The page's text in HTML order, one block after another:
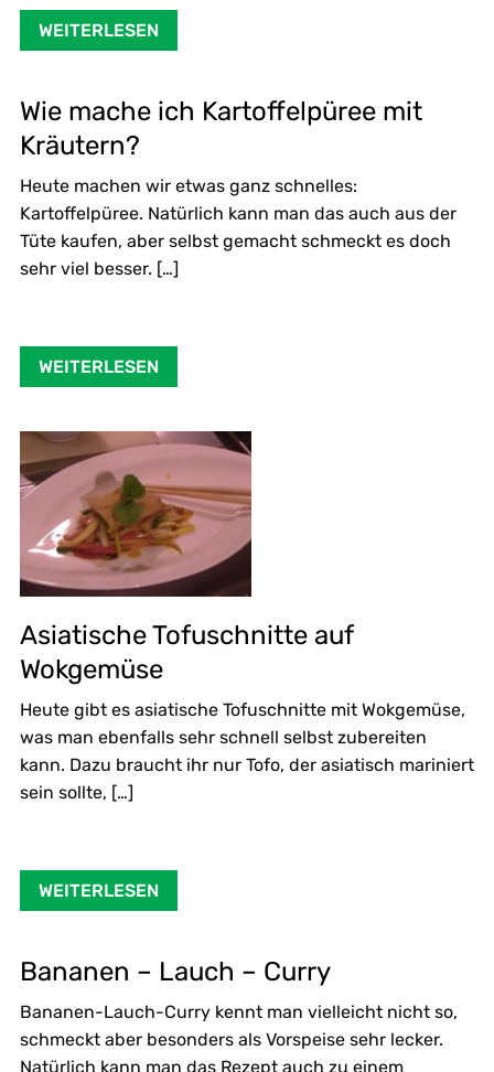
WEITERLESEN
Wie mache ich Kartoffelpüree mit
Kräutern?
Heute machen wir etwas ganz schnelles:
Kartoffelpüree. Natürlich kann man das auch aus der
Tüte kaufen, aber selbst gemacht schmeckt es doch
sehr viel besser. […]
WEITERLESEN
Asiatische Tofuschnitte auf
Wokgemüse
Heute gibt es asiatische Tofuschnitte mit Wokgemüse,
was man ebenfalls sehr schnell selbst zubereiten
kann. Dazu braucht ihr nur Tofo, der asiatisch mariniert
sein sollte, […]
WEITERLESEN
Bananen – Lauch – Curry
Bananen-Lauch-Curry kennt man vielleicht nicht so,
schmeckt aber besonders als Vorspeise sehr lecker.
Natürlich kann man das Rezept auch zu einem